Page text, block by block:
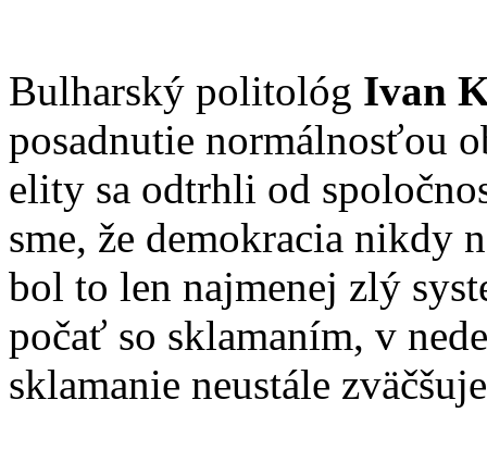
Bulharský politológ Ivan
posadnutie normálnosťou
elity sa odtrhli od
sme, že demokracia nikdy
bol to len najmenej zlý
počať so sklamaním, v
sklamanie neustále